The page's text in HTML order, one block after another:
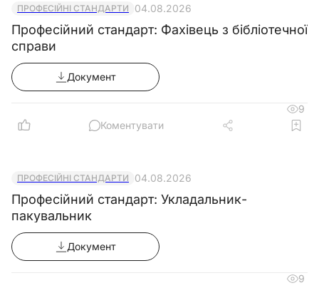
ПРОФЕСІЙНІ СТАНДАРТИ 04.08.2026
Професійний стандарт: Фахівець з бібліотечної
справи
Документ
9
Коментувати
ПРОФЕСІЙНІ СТАНДАРТИ 04.08.2026
Професійний стандарт: Укладальник-
пакувальник
Документ
9